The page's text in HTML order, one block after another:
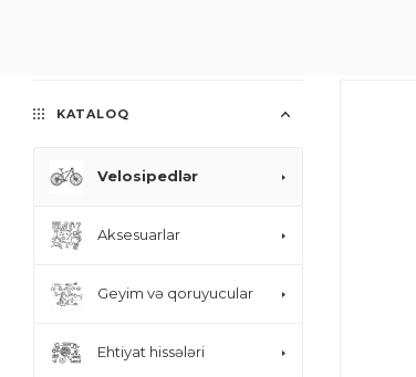
KATALOQ
Velosipedlər
Aksesuarlar
Geyim və qoruyucular
Ehtiyat hissələri